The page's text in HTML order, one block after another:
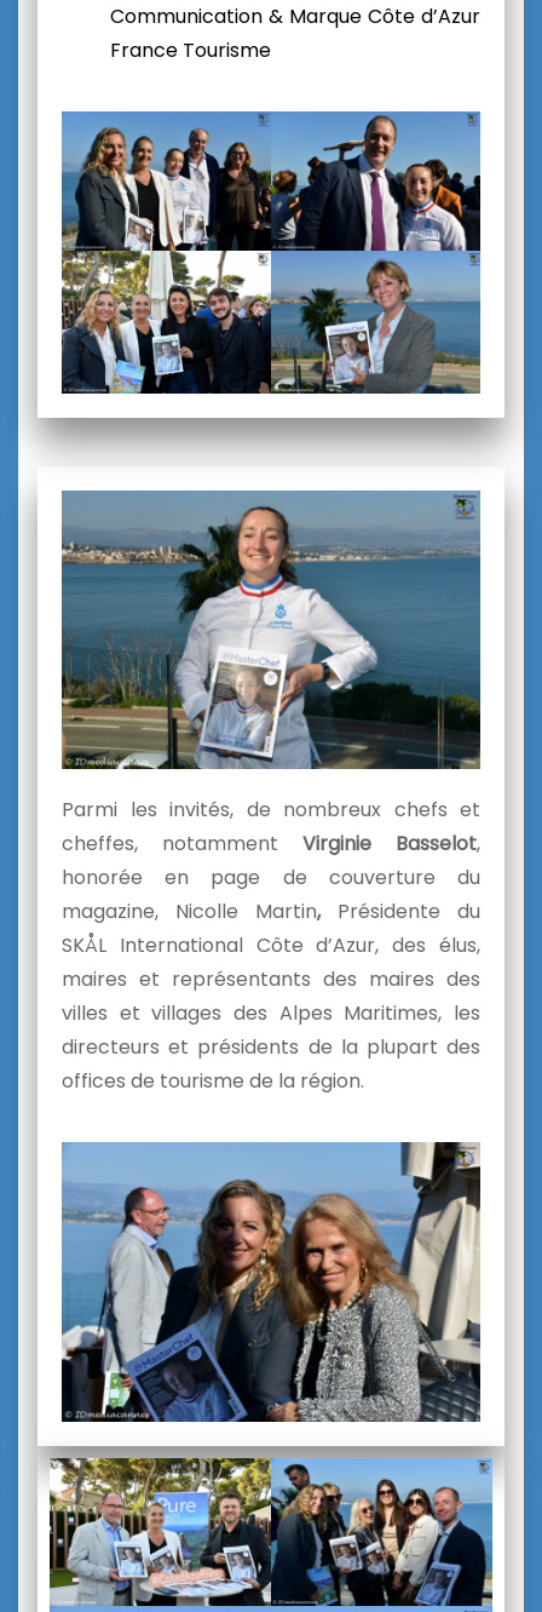
Communication & Marque Côte d’Azur
France Tourisme
Parmi les invités, de nombreux chefs et
cheffes, notamment Virginie Basselot,
honorée en page de couverture du
magazine, Nicolle Martin,Présidente du
SKÅL International Côte d’Azur, des élus,
maires et représentants des maires des
villes et villages des Alpes Maritimes, les
directeurs et présidents de la plupart des
offices de tourisme de la région.